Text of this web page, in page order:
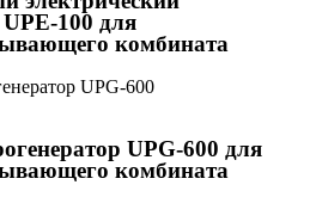
100 для
комбината
UPG-600 для
комбината